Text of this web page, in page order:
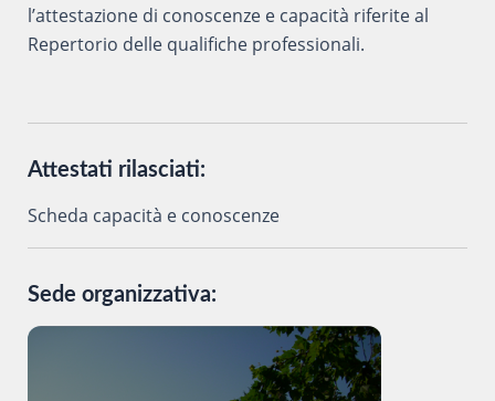
l’attestazione di conoscenze e capacità riferite al
Repertorio delle qualifiche professionali.
Attestati rilasciati:
Scheda capacità e conoscenze
Sede organizzativa: